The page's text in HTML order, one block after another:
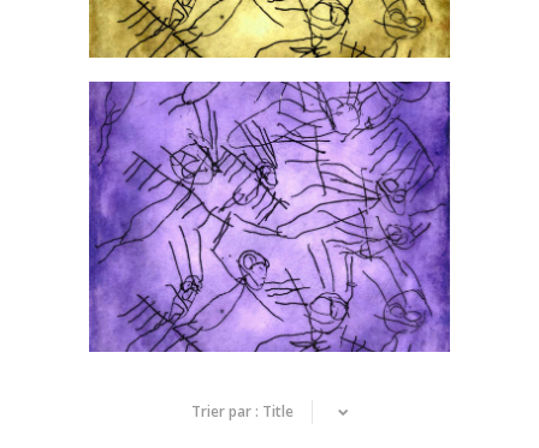
Trier par : Title